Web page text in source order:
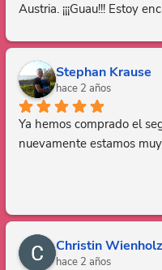
Austria. ¡¡¡Guau!!! Estoy
Stephan Krause
hace 2 años
Ya hemos comprado el
nuevamente estamos
Christin Wienholz
hace 2 años